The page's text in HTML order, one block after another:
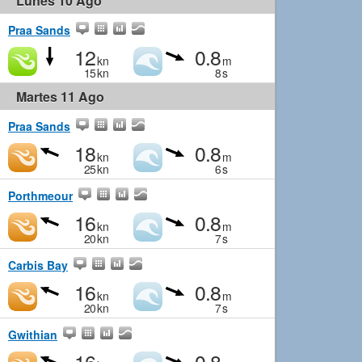
Praa Sands
12kn
15kn
0.8m
8s
Martes 11 Ago
Praa Sands
18kn
25kn
0.8m
6s
Porthmeour
16kn
20kn
0.8m
7s
Carbis Bay
16kn
20kn
0.8m
7s
Gwithian